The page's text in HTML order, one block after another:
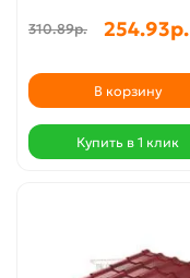
310.89р. 254.93р.
В корзину
Купить в 1 клик